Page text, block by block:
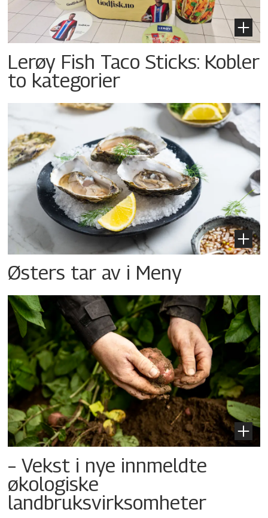
Lerøy Fish Taco Sticks: Kobler
to kategorier
Østers tar av i Meny
– Vekst i nye innmeldte
økologiske
landbruksvirksomheter